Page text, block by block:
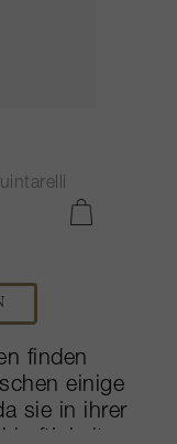
finden
einige
sie in ihrer